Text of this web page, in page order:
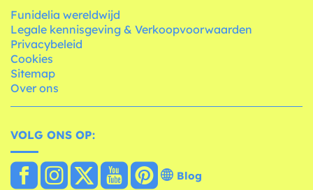
Funidelia wereldwijd
Legale kennisgeving & Verkoopvoorwaarden
Privacybeleid
Cookies
Sitemap
Over ons
VOLG ONS OP:
Blog